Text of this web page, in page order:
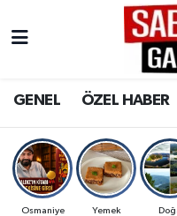
GENEL ÖZEL HABER
Osmaniye Yemek
OSMANİYE
MAGAZİN
Osmaniye
Osmaniye Trafik
Süper Lig Puan